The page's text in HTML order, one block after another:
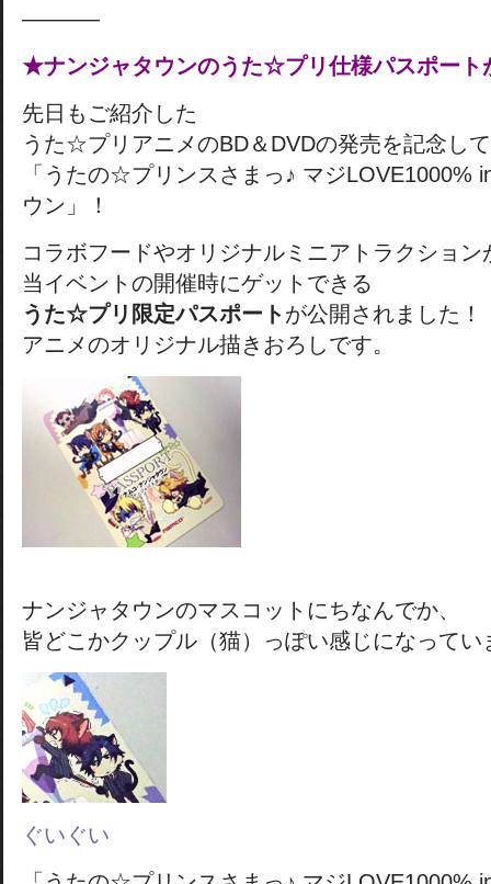
———–
★ナンジャタウンのうた☆プリ仕様パスポート
先日もご紹介した
うた☆プリアニメのBD＆DVDの発売を記念し
「うたの☆プリンスさまっ♪ マジLOVE1000%
ウン」！
コラボフードやオリジナルミニアトラクショ
当イベントの開催時にゲットできる
うた☆プリ限定パスポート が公開されました！
アニメのオリジナル描きおろしです。
ナンジャタウンのマスコットにちなんでか、
皆どこかクップル（猫）っぽい感じになってい
ぐいぐい